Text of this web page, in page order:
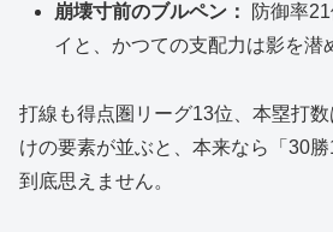
崩壊寸前のブルペン：
防御率
イと、かつての支配力は影を潜
打線も得点圏リーグ13位、本塁打
けの要素が並ぶと、本来なら「30
到底思えません。